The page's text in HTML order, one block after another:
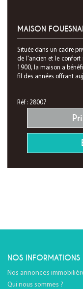
MAISON
Située dans un cadre
de l'ancien et le confort
1900, la maison a
fil des années offrant
Réf : 28007
NOS INFORMATIONS
Nos annonces
Qui nous sommes ?